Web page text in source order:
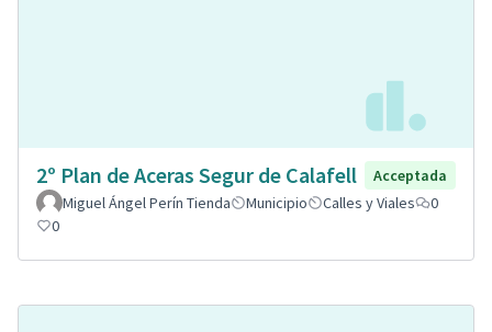
2º Plan de Aceras Segur de Calafell
Acceptada
Miguel Ángel Perín Tienda
Municipio Calles y Viales
0
0